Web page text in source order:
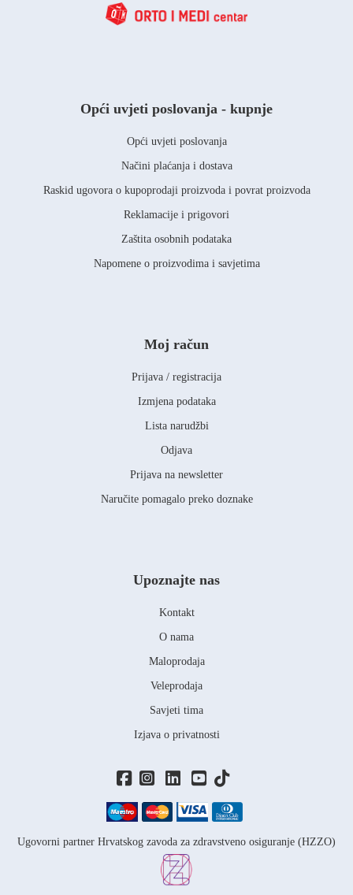
Opći uvjeti poslovanja - kupnje
Opći uvjeti poslovanja
Načini plaćanja i dostava
Raskid ugovora o kupoprodaji proizvoda i povrat proizvoda
Reklamacije i prigovori
Zaštita osobnih podataka
Napomene o proizvodima i savjetima
Moj račun
Prijava / registracija
Izmjena podataka
Lista narudžbi
Odjava
Prijava na newsletter
Naručite pomagalo preko doznake
Ugovorni partner Hrvatskog zavoda za zdravstveno osiguranje (HZZO)
Upoznajte nas
Kontakt
O nama
Maloprodaja
Veleprodaja
Savjeti tima
Izjava o privatnosti